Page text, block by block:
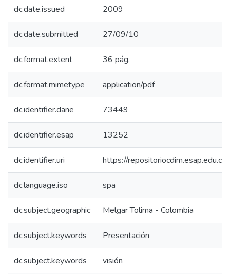
dc.date.issued 2009
dc.date.submitted 27/09/10
dc.format.extent 36 pág.
dc.format.mimetype application/pdf
dc.identifier.dane 73449
dc.identifier.esap 13252
dc.identifier.uri https://
dc.language.iso spa
dc.subject.geographic Melgar Tolima - Colombia
dc.subject.keywords Presentación
dc.subject.keywords visión